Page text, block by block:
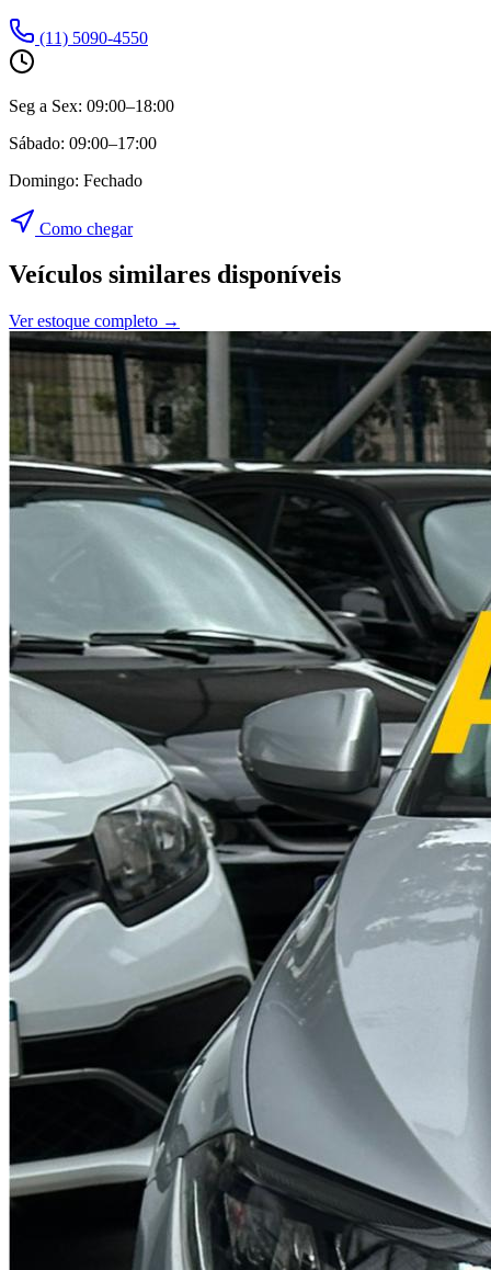
(11) 5090-4550
Seg a Sex: 09:00–18:00
Sábado: 09:00–17:00
Domingo: Fechado
Como chegar
Veículos similares disponíveis
Ver estoque completo →